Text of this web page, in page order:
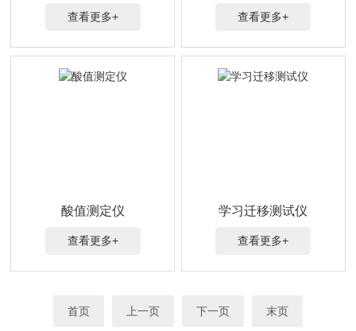
查看更多+ 查看更多+
酸值测定仪
查看更多+
学习迁移测试仪
查看更多+
首页 上一页 下一页 末页